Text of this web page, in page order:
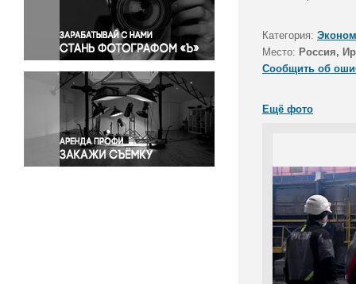
Правосудие
Происшествия и конфликты
Религия
Светская жизнь
Спорт
Экология
Экономика и бизнес
Категория:
Место: Россия,
Сообщить об
Ещё фото